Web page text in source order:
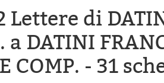
Lettere di
a DATINI
COMP. - 31